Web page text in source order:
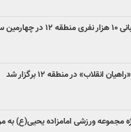
سوگواره «محرم شهر»
انقلاب» در منطقه ۱۲ برگزار شد
مجموعه ورزشی امامزاده یحیی(ع) به